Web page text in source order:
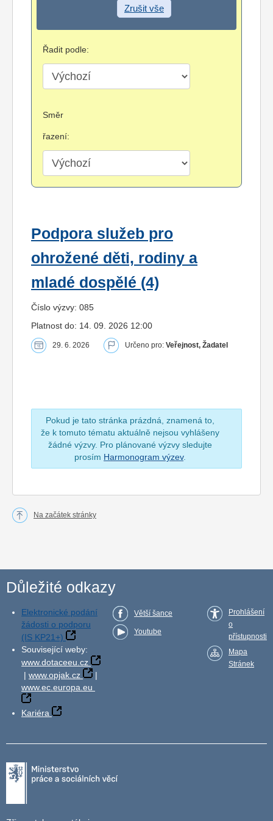
Zrušit vše
Řadit podle:
Směr
řazení:
Podpora služeb pro
ohrožené děti, rodiny a
mladé dospělé (4)
Číslo výzvy: 085
Platnost do: 14. 09. 2026 12:00
29. 6. 2026 Určeno pro: Veřejnost, Žadatel
Pokud je tato stránka prázdná, znamená to,
že k tomuto tématu aktuálně nejsou vyhlášeny
žádné výzvy. Pro plánované výzvy sledujte
prosím Harmonogram výzev.
Na začátek stránky
Důležité odkazy
Elektronické podání
žádosti o podporu
(IS KP21+)
Související weby:
www.dotaceeu.cz
| www.opjak.cz
|
www.ec.europa.eu
Kariéra
Větší šance
Youtube
Prohlášení
o
přístupnosti
Mapa
Stránek